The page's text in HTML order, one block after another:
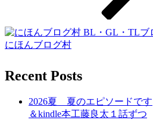
にほんブログ村
Recent Posts
2026夏 夏のエピソードです
＆kindle本工藤良太１話ずつ